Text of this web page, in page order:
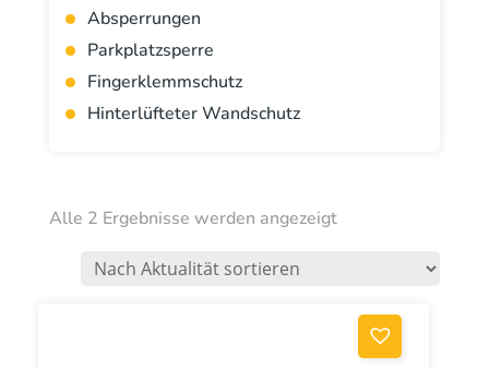
Alle 2 Ergebnisse werden angezeigtNach
Absperrungen
Parkplatzsperre
Fingerklemmschutz
Hinterlüfteter Wandschutz